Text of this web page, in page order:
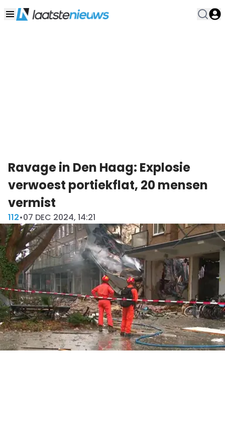
Ravage in Den Haag: Explosie
verwoest portiekflat, 20 mensen
vermist
112•07 DEC 2024, 14:21